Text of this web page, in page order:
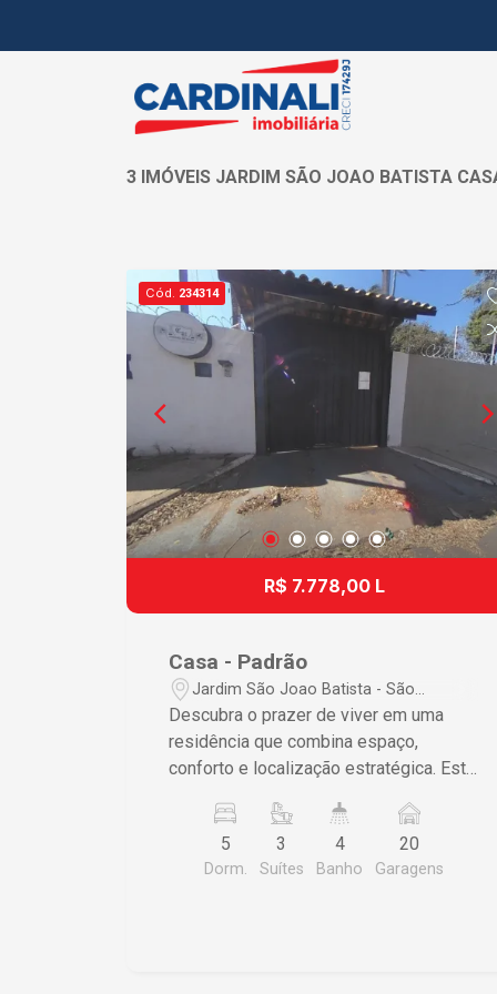
3 IMÓVEIS JARDIM SÃO JOAO BATISTA
Cód. 234314
R$ 7.778,00 L
Casa - Padrão
Jardim São Joao Batista - São
Carlos/SP
Descubra o prazer de viver em uma
residência que combina espaço,
conforto e localização estratégica. Esta
São Carlos foi projetada para quem
busca qualidade de vida sem abrir mão
da praticidade no dia a dia.
5
Dorm.
3
Suítes
4
Banho
20
Garagens